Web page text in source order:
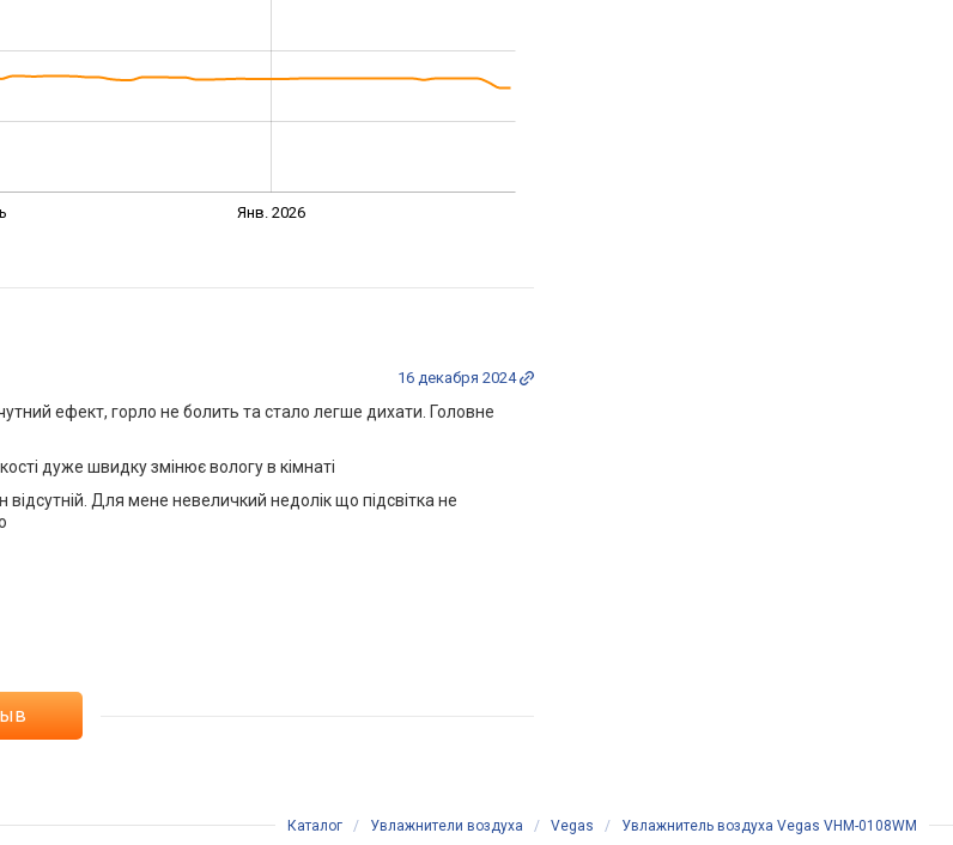
Янв. 2026
16 декабря 2024
ефект, горло не болить та стало легше дихати. Головне
дуже швидку змінює вологу в кімнаті
Для мене невеличкий недолік що підсвітка не
Каталог / Увлажнители воздуха / Vegas / Увлажнитель воздуха Vegas VHM-0108WM